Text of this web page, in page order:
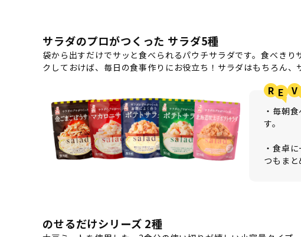
サラダのプロがつくった サラダ5種
袋から出すだけでサッと食べられるパウチサラダです。食べき
クしておけば、毎日の食事作りにお役立ち！サラダはもちろん
R V
・毎朝
す。
・食卓
つもまと
のせるだけシリーズ 2種